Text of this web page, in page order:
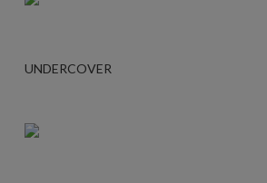
UNDERCOVER